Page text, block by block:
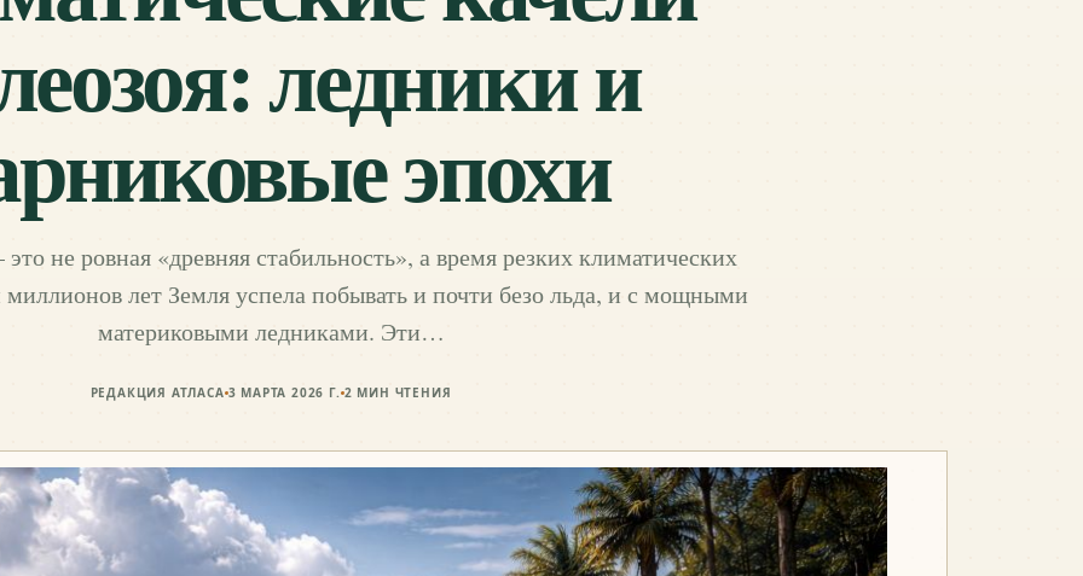
ледники и
эпохи
это не ровная «древняя стабильность», а время резких климатических
миллионов лет Земля успела побывать и почти безо льда, и с мощными
материковыми ледниками. Эти…
РЕДАКЦИЯ АТЛАСА 3 МАРТА 2026 Г. 2 МИН ЧТЕНИЯ